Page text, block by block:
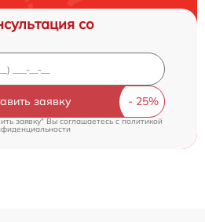
со
заявку
заявку" Вы соглашаетесь c политикой